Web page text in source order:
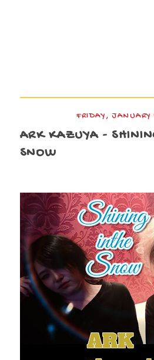
FRIDAY,
ARK KAZUYA -
SNOW